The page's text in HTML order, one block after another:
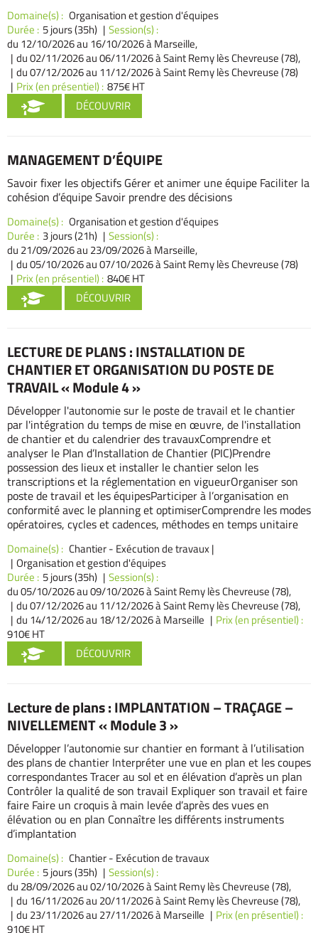
Domaine(s) : Organisation et gestion d'équipes
Durée : 5 jours (35h)
Session(s) :
du 12/10/2026au 16/10/2026 à Marseille,
du 02/11/2026au 06/11/2026 à Saint Remy lès Chevreuse (78),
du 07/12/2026au 11/12/2026 à Saint Remy lès Chevreuse (78)
Prix (en présentiel) : 875€ HT
DÉCOUVRIR
MANAGEMENT D’ÉQUIPE
Savoir fixer les objectifs Gérer et animer une équipe Faciliter la
cohésion d’équipe Savoir prendre des décisions
Domaine(s) : Organisation et gestion d'équipes
Durée : 3 jours (21h)
Session(s) :
du 21/09/2026au 23/09/2026 à Marseille,
du 05/10/2026au 07/10/2026 à Saint Remy lès Chevreuse (78)
Prix (en présentiel) : 840€ HT
DÉCOUVRIR
LECTURE DE PLANS : INSTALLATION DE
CHANTIER ET ORGANISATION DU POSTE DE
TRAVAIL « Module 4 »
Développer l'autonomie sur le poste de travail et le chantier
par l'intégration du temps de mise en œuvre, de l'installation
de chantier et du calendrier des travauxComprendre et
analyser le Plan d’Installation de Chantier (PIC)Prendre
possession des lieux et installer le chantier selon les
transcriptions et la réglementation en vigueurOrganiser son
poste de travail et les équipesParticiper à l’organisation en
conformité avec le planning et optimiserComprendre les modes
opératoires, cycles et cadences, méthodes en temps unitaire
Domaine(s) : Chantier - Exécution de travaux|
Organisation et gestion d'équipes
Durée : 5 jours (35h)
Session(s) :
du 05/10/2026au 09/10/2026 à Saint Remy lès Chevreuse (78),
du 07/12/2026au 11/12/2026 à Saint Remy lès Chevreuse (78),
du 14/12/2026au 18/12/2026 à Marseille
Prix (en présentiel) :
910€ HT
DÉCOUVRIR
Lecture de plans : IMPLANTATION – TRAÇAGE –
NIVELLEMENT « Module 3 »
Développer l’autonomie sur chantier en formant à l’utilisation
des plans de chantier Interpréter une vue en plan et les coupes
correspondantes Tracer au sol et en élévation d’après un plan
Contrôler la qualité de son travail Expliquer son travail et faire
faire Faire un croquis à main levée d’après des vues en
élévation ou en plan Connaître les différents instruments
d’implantation
Domaine(s) : Chantier - Exécution de travaux
Durée : 5 jours (35h)
Session(s) :
du 28/09/2026au 02/10/2026 à Saint Remy lès Chevreuse (78),
du 16/11/2026au 20/11/2026 à Saint Remy lès Chevreuse (78),
du 23/11/2026au 27/11/2026 à Marseille
Prix (en présentiel) :
910€ HT